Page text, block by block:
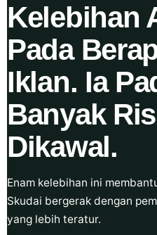
Kelebihan
Pada
Iklan. Ia
Banyak
Dikawal.
Enam kelebihan ini
Skudai bergerak dengan
yang lebih teratur.